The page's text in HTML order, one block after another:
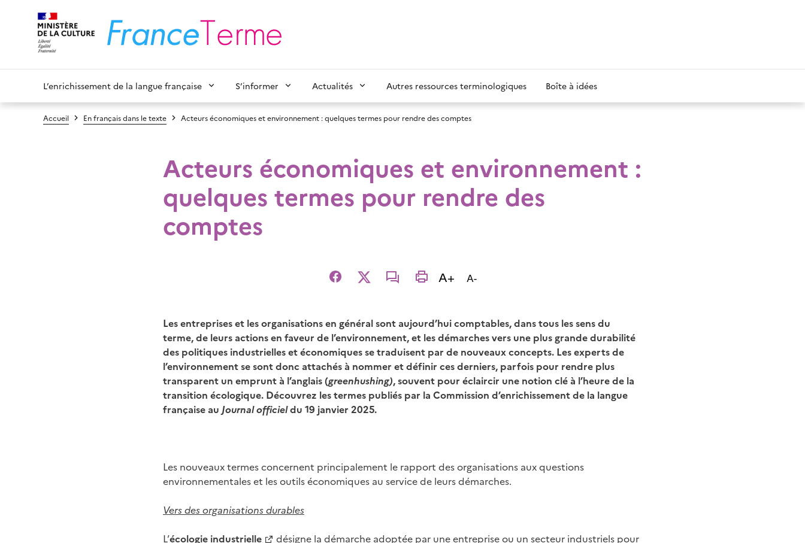
L’enrichissement de la langue française S’informer Actualités Autres ressources terminologiques Boîte à idées
Accueil En français dans le texte Acteurs économiques et environnement : quelques termes pour rendre des comptes
Acteurs économiques et environnement :
quelques termes pour rendre des
comptes
Facebook
X email imprimer
A+ Augmenter la taille de police
A-Diminuer la taille de police
Les entreprises et les organisations en général sont aujourd’hui comptables, dans tous les sens du
terme, de leurs actions en faveur de l’environnement, et les démarches vers une plus grande durabilité
des politiques industrielles et économiques se traduisent par de nouveaux concepts. Les experts de
l’environnement se sont donc attachés à nommer et définir ces derniers, parfois pour rendre plus
transparent un emprunt à l’anglais (greenhushing), souvent pour éclaircir une notion clé à l’heure de la
transition écologique. Découvrez les termes publiés par la Commission d’enrichissement de la langue
française au Journal officieldu 19 janvier 2025.
Les nouveaux termes concernent principalement le rapport des organisations aux questions
environnementales et les outils économiques au service de leurs démarches.
Vers des organisations durables
L’écologie industrielle
désigne la démarche adoptée par une entreprise ou un secteur industriels pour